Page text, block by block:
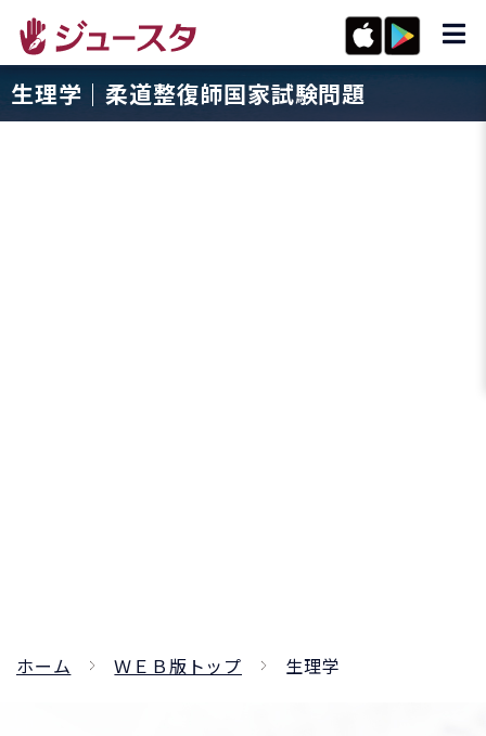
生理学｜柔道整復師国家試験問題
ホーム ＷＥＢ版トップ 生理学